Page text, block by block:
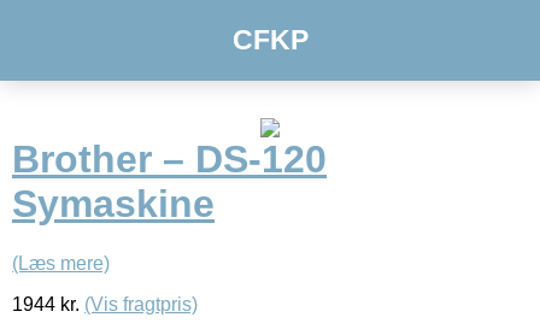
CFKP
Brother – DS-120
Symaskine
(Læs mere)
1944 kr. (Vis fragtpris)